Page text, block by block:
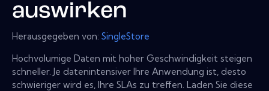
auswirken
Herausgegeben von: SingleStore
Hochvolumige Daten mit hoher Geschwindigkeit steigen
schneller. Je datenintensiver Ihre Anwendung ist, desto
schwieriger wird es, Ihre SLAs zu treffen. Laden Sie diese